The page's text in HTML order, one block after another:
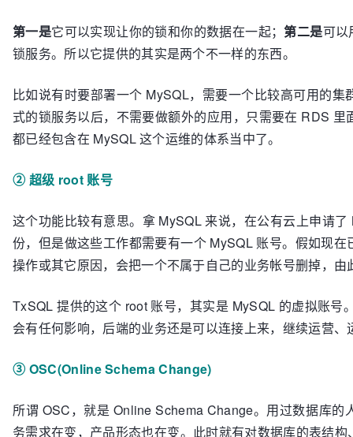
第一是它可以实现让你的锁和你的数据在一起；第二是可
锁服务。所以它提供的其实是两个不一样的东西。
比如说有时要部署一个 MySQL，需要一个比较高可用的
式的锁服务以后，不需要做额外的应用，只需要在 RDS
都已经包含在 MySQL 这个运维的体系当中了。
② 超级 root 账号
这个功能比较有意思。拿 MySQL 来说，在公有云上申请
份，但是做这些工作都需要有一个 MySQL 账号。假如现
操作或其它原因，会把一个不属于自己的业务帐号删掉，
TxSQL 提供的这个 root 账号，其实是 MySQL 的虚拟账
会有任何影响，后端的业务还是可以连接上来，继续运营、
③ OSC(Online Schema Change)
所谓 OSC，就是 Online Schema Change。用过数据库
务需求在变，产品形态也在变。此时就有对数据库的表结